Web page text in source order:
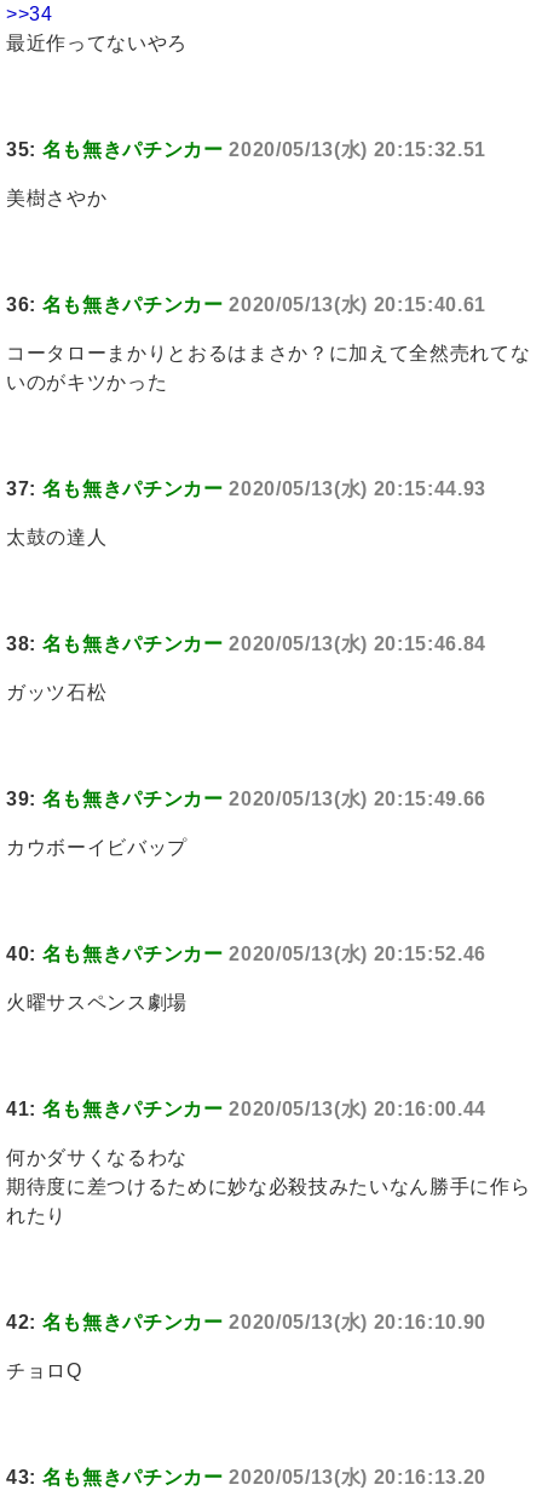
>>34
最近作ってないやろ
35: 名も無きパチンカー 2020/05/13(水) 20:15:32.51
美樹さやか
36: 名も無きパチンカー 2020/05/13(水) 20:15:40.61
コータローまかりとおるはまさか？に加えて全然売れてな
いのがキツかった
37: 名も無きパチンカー 2020/05/13(水) 20:15:44.93
太鼓の達人
38: 名も無きパチンカー 2020/05/13(水) 20:15:46.84
ガッツ石松
39: 名も無きパチンカー 2020/05/13(水) 20:15:49.66
カウボーイビバップ
40: 名も無きパチンカー 2020/05/13(水) 20:15:52.46
火曜サスペンス劇場
41: 名も無きパチンカー 2020/05/13(水) 20:16:00.44
何かダサくなるわな
期待度に差つけるために妙な必殺技みたいなん勝手に作ら
れたり
42: 名も無きパチンカー 2020/05/13(水) 20:16:10.90
チョロQ
43: 名も無きパチンカー 2020/05/13(水) 20:16:13.20